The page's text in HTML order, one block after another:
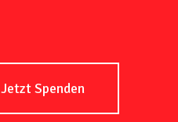
Jetzt Spenden